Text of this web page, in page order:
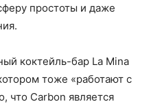
простоты и даже
коктейль-бар La Mina
тоже «работают с
что Carbon является